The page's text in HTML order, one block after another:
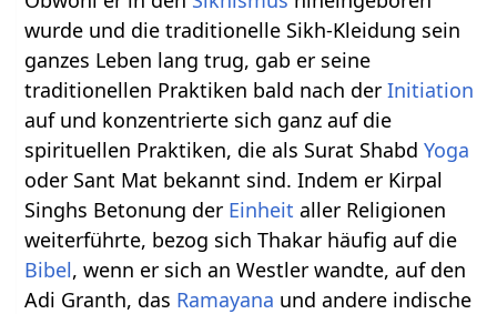
wurde und die traditionelle Sikh-Kleidung sein
ganzes Leben lang trug, gab er seine
traditionellen Praktiken bald nach derInitiation
auf und konzentrierte sich ganz auf die
spirituellen Praktiken, die als Surat ShabdYoga
oder Sant Mat bekannt sind. Indem er Kirpal
Singhs Betonung der Einheit aller Religionen
weiterführte, bezog sich Thakar häufig auf die
Bibel, wenn er sich an Westler wandte, auf den
Adi Granth, das Ramayana und andere indische